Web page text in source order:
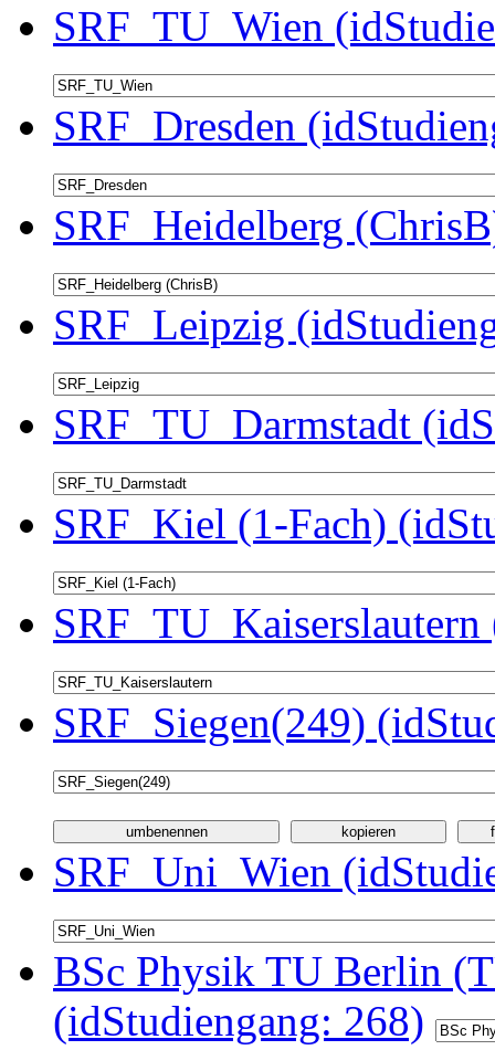
SRF_TU_Wien
SRF_Dresden
SRF_Heidelberg
SRF_Leipzig
SRF_TU_Darmstadt
SRF_Kiel (1-Fach)
SRF_Siegen(249)
SRF_Uni_Wien
BSc Physik TU Berlin
(idStudiengang: 268)